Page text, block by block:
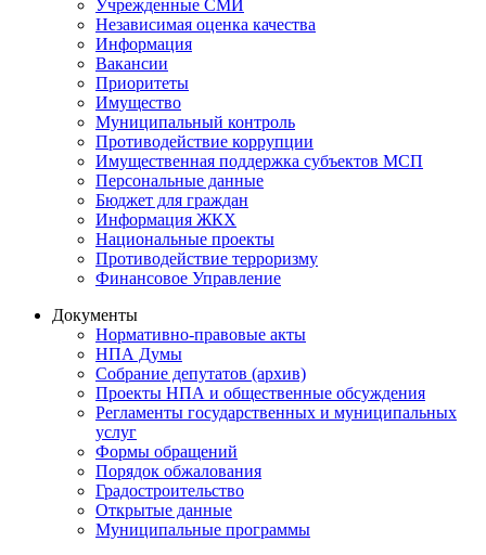
Учрежденные СМИ
Независимая оценка качества
Информация
Вакансии
Приоритеты
Имущество
Муниципальный контроль
Противодействие коррупции
Имущественная поддержка субъектов МСП
Персональные данные
Бюджет для граждан
Информация ЖКХ
Национальные проекты
Противодействие терроризму
Финансовое Управление
Документы
Нормативно-правовые акты
НПА Думы
Собрание депутатов (архив)
Проекты НПА и общественные обсуждения
Регламенты государственных и муниципальных
услуг
Формы обращений
Порядок обжалования
Градостроительство
Открытые данные
Муниципальные программы